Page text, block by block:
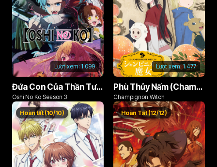
Lượt xem: 1.099
Đứa Con Của Thần Tượng (Phần 3)
Oshi No Ko Season 3
Lượt xem:1.477
Phù Thủy Nấm (Champignon no Majo)
Champignon Witch
Hoàn tất (10/10) Hoàn Tất (12/12)